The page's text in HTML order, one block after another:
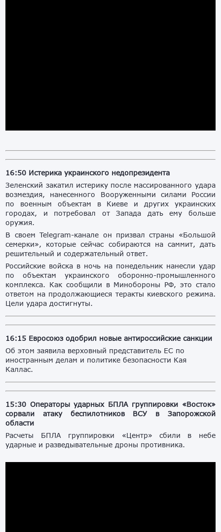
16:50 Истерика украинского недопрезидента
Зеленский закатил истерику после массированного удара
возмездия, нанесенного Вооруженными силами России
по военным объектам в Киеве и других украинских
городах, и потребовал от Запада дать ему больше
оружия.
В своем Telegram-канале он призвал страны «Большой
семерки», которые сейчас собираются на саммит, дать
решительный и содержательный ответ.
Российские войска в ночь на понедельник нанесли удар
по объектам украинского оборонно-промышленного
комплекса. Как сообщили в Минобороны РФ, это стало
ответом на продолжающиеся теракты киевского режима.
Цели удара достигнуты.
16:15 Евросоюз одобрил новые антироссийские санкции
Об этом заявила верховный представитель ЕС по
иностранным делам и политике безопасности Кая
Каллас.
15:30 Операторы ударных БПЛА группировки «Восток»
сорвали атаку беспилотников ВСУ в Запорожской
области
Расчеты БПЛА группировки «Центр» сбили в небе
ударные и разведывательные дроны противника.